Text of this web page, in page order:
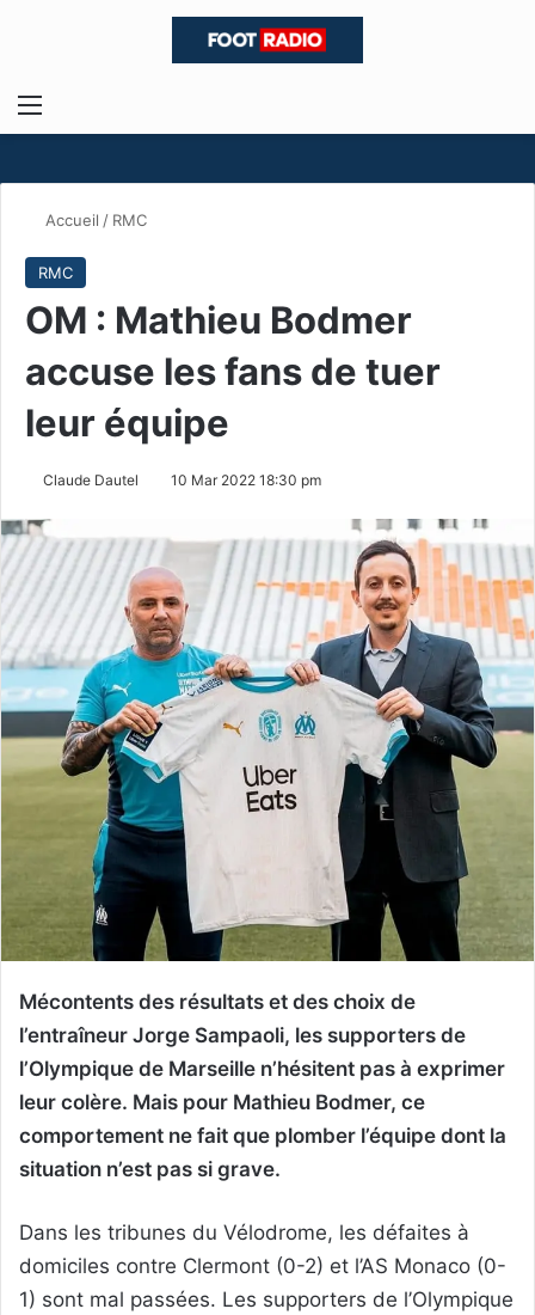
Menu
Accueil / RMC
RMC
OM : Mathieu Bodmer
accuse les fans de tuer
leur équipe
Claude Dautel 10 Mar 2022 18:30 pm
Mécontents des résultats et des choix de
l’entraîneur Jorge Sampaoli, les supporters de
l’Olympique de Marseille n’hésitent pas à exprimer
leur colère. Mais pour Mathieu Bodmer, ce
comportement ne fait que plomber l’équipe dont la
situation n’est pas si grave.
Dans les tribunes du Vélodrome, les défaites à
domiciles contre Clermont (0-2) et l’AS Monaco (0-
1) sont mal passées. Les supporters de l’Olympique